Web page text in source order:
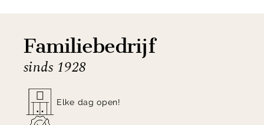
Familiebedrijf
sinds 1928
Elke dag open!